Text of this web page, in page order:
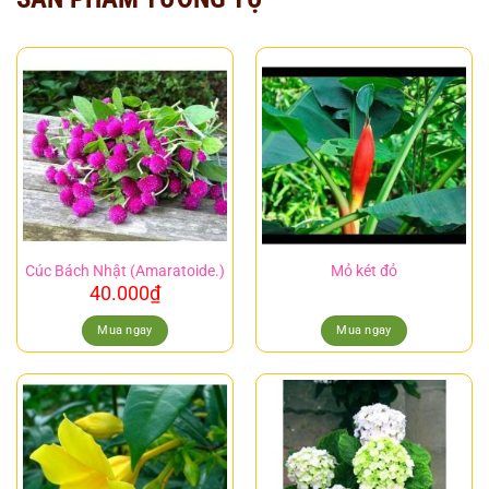
Cúc Bách Nhật (Amaratoide.)
40.000₫
Mua ngay
Mỏ két đỏ
Mua ngay